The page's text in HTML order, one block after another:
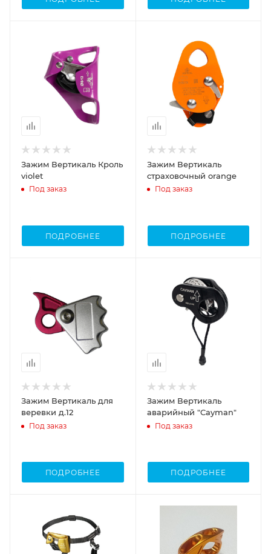
Зажим Вертикаль Кроль
violet
Под заказ
ПОДРОБНЕЕ
Зажим Вертикаль
страховочный orange
Под заказ
ПОДРОБНЕЕ
Зажим Вертикаль для
веревки д.12
Под заказ
ПОДРОБНЕЕ
Зажим Вертикаль
аварийный "Cayman"
Под заказ
ПОДРОБНЕЕ